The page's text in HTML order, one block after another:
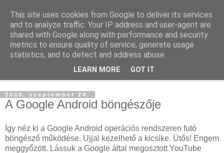
blog.sancho.hu
Egy techember blogja a mindennapok kütyüiről...
2008. szeptember 24.
A Google Android böngészője
Így néz ki a Google Android operációs rendszeren futó
böngésző működése. Ujjal kezelhető a kicsike. Ütős! Engem
meggyőzött. Lássuk a Google által megosztott YouTube
This site uses cookies from Google to deliver its services
and to analyze traffic. Your IP address and user-agent are
shared with Google along with performance and security
metrics to ensure quality of service, generate usage
statistics, and to detect and address abuse.
LEARN MORE GOT IT